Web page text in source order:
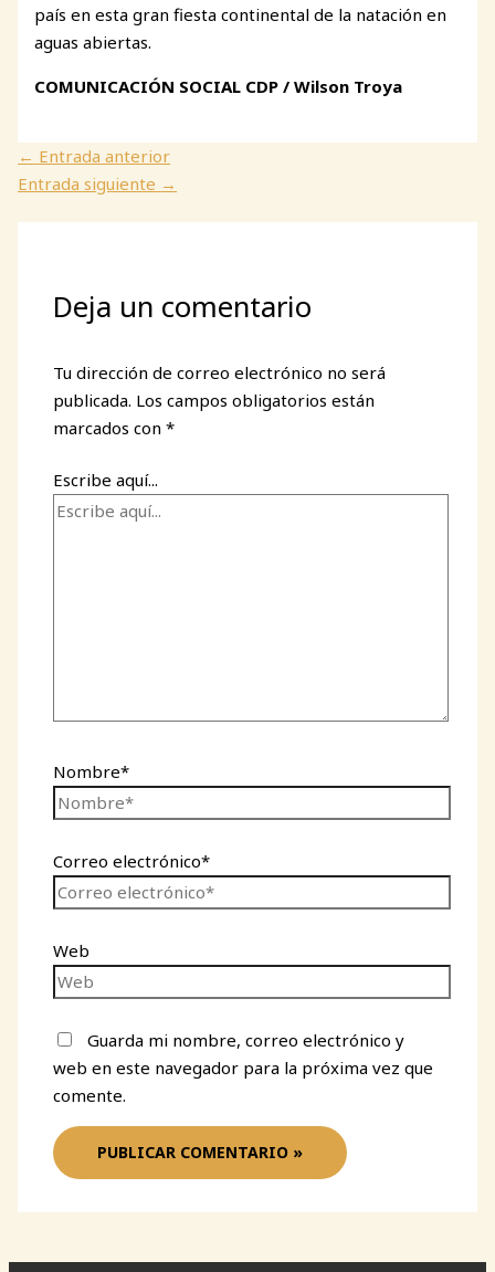
país en esta gran fiesta continental de la natación en
aguas abiertas.
COMUNICACIÓN SOCIAL CDP / Wilson Troya
← Entrada anterior
Entrada siguiente →
Deja un comentario
Tu dirección de correo electrónico no será
publicada. Los campos obligatorios están
marcados con*
Escribe aquí...
Nombre*
Correo electrónico*
Web
Guarda mi nombre, correo electrónico y
web en este navegador para la próxima vez que
comente.